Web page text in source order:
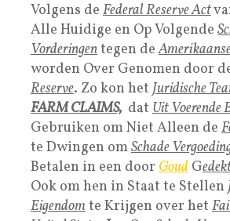
Volgens de Federal Reserve Act
Alle Huidige en Op Volgende
Vorderingentegen de
worden Over Genomen door
Reserve. Zo kon het Juridische
FARM CLAIMS, dat Uit Voerende
Gebruiken om Niet Alleen de
te Dwingen omSchade
Betalen in een door Goud G
Ook om hen in Staat te Stellen
Eigendomte Krijgen over het